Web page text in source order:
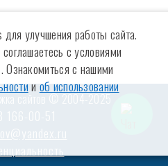
сайтов © 2004-2025
улучшения работы сайта.
с условиями
Ознакомиться с нашими
иоб использовании